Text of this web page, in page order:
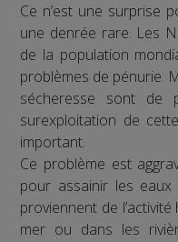
Ce n’est une surprise
une denrée rare. Les
de la population
problèmes de pénurie.
sécheresse sont de
surexploitation de
important.
Ce problème est
pour assainir les
proviennent de
mer ou dans les